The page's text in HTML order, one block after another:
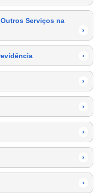
Serviços na
›
›
›
›
›
›
›